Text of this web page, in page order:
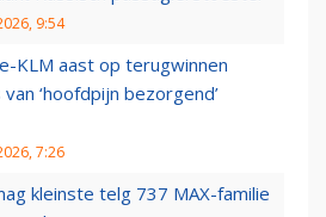
9:54
KLM aast op terugwinnen
‘hoofdpijn bezorgend’
7:26
kleinste telg 737 MAX-familie